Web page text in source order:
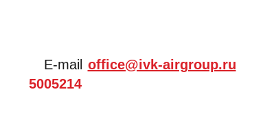
E-mail office@ivk-airgroup.ru
5005214